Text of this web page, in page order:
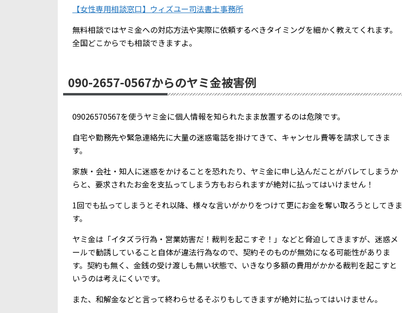
【女性専用相談窓口】ウィズユー司法書士事務所
無料相談ではヤミ金への対応方法や実際に依頼するべきタイミングを細かく教えてくれます。
全国どこからでも相談できますよ。
090-2657-0567からのヤミ金被害例
09026570567を使うヤミ金に個人情報を知られたまま放置するのは危険です。
自宅や勤務先や緊急連絡先に大量の迷惑電話を掛けてきて、キャンセル費等を請求してきま
す。
家族・会社・知人に迷惑をかけることを恐れたり、ヤミ金に申し込んだことがバレてしまうか
らと、要求されたお金を支払ってしまう方もおられますが絶対に払ってはいけません！
1回でも払ってしまうとそれ以降、様々な言いがかりをつけて更にお金を奪い取ろうとしてきま
す。
ヤミ金は「イタズラ行為・営業妨害だ！裁判を起こすぞ！」などと脅迫してきますが、迷惑メ
ールで勧誘していること自体が違法行為なので、契約そのものが無効になる可能性がありま
す。契約も無く、金銭の受け渡しも無い状態で、いきなり多額の費用がかかる裁判を起こすと
いうのは考えにくいです。
また、和解金などと言って終わらせるそぶりもしてきますが絶対に払ってはいけません。